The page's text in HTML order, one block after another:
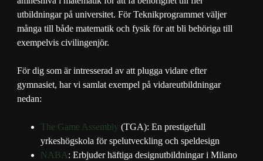
utbildningar på universitet. För Teknikprogrammet väljer
många till både matematik och fysik för att bli behöriga till
exempelvis civilingenjör.
För dig som är intresserad av att plugga vidare efter
gymnasiet, har vi samlat exempel på vidareutbildningar
nedan:
The Game Assembly (TGA): En prestigefull
yrkeshögskola för spelutveckling och speldesign
NABA: Erbjuder häftiga designutbildningar i Milano